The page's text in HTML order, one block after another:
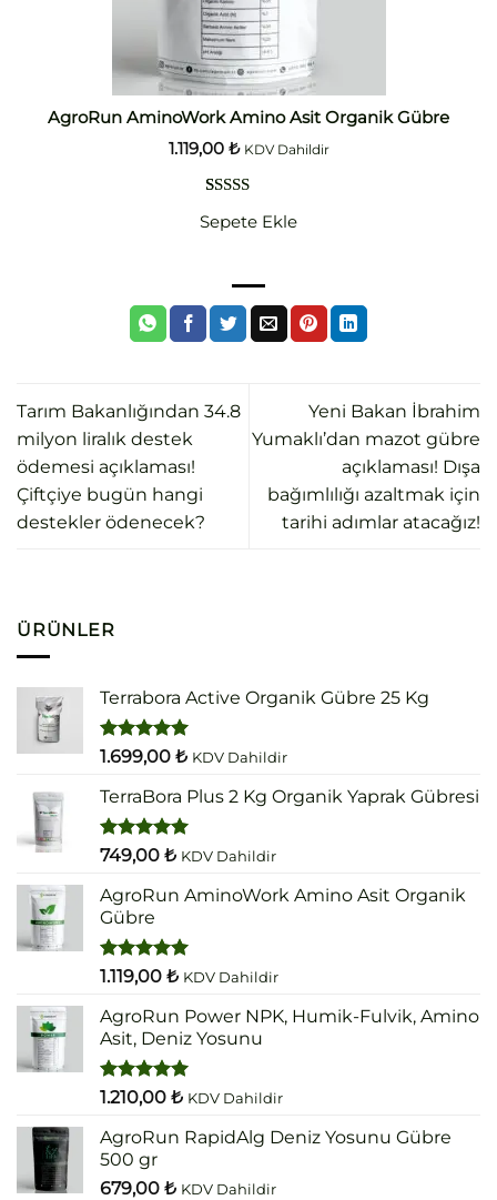
AgroRun AminoWork Amino Asit Organik Gübre
1.119,00 ₺ KDV Dahildir
puanına
5 üzerinden
5.00puan
aldı
Sepete Ekle
Tarım Bakanlığından 34.8
milyon liralık destek
ödemesi açıklaması!
Çiftçiye bugün hangi
destekler ödenecek?
Yeni Bakan İbrahim
Yumaklı’dan mazot gübre
açıklaması! Dışa
bağımlılığı azaltmak için
tarihi adımlar atacağız!
ÜRÜNLER
Terrabora Active Organik Gübre 25 Kg
5 üzerinden
oy
aldı
1.699,00 ₺ KDV Dahildir
TerraBora Plus 2 Kg Organik Yaprak Gübresi
5 üzerinden
oy
aldı
749,00 ₺ KDV Dahildir
AgroRun AminoWork Amino Asit Organik
Gübre
5 üzerinden
oy
aldı
1.119,00 ₺ KDV Dahildir
AgroRun Power NPK, Humik-Fulvik, Amino
Asit, Deniz Yosunu
5 üzerinden
oy
aldı
1.210,00 ₺ KDV Dahildir
AgroRun RapidAlg Deniz Yosunu Gübre
500 gr
679,00 ₺ KDV Dahildir